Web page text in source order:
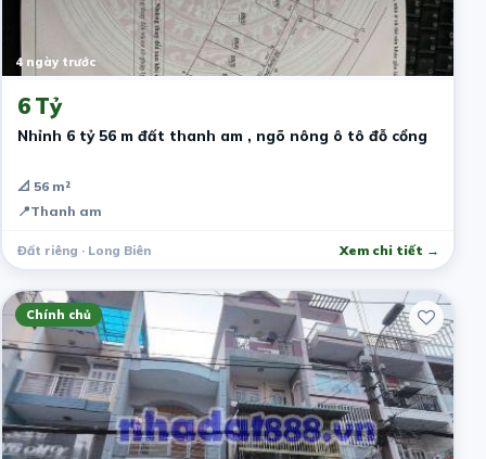
4 ngày trước
6 Tỷ
Nhỉnh 6 tỷ 56 m đất thanh am , ngõ nông ô tô đỗ cổng
📐 56 m²
📍Thanh am
Đất riêng · Long Biên Xem chi tiết →
Chính chủ